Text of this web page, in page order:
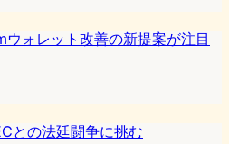
ォレット改善の新提案が注目
との法廷闘争に挑む